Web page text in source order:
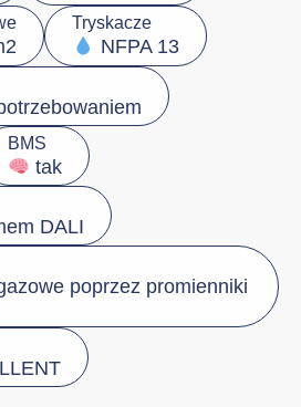
Tryskacze
NFPA 13
BMS
tak
DALI
poprzez promienniki